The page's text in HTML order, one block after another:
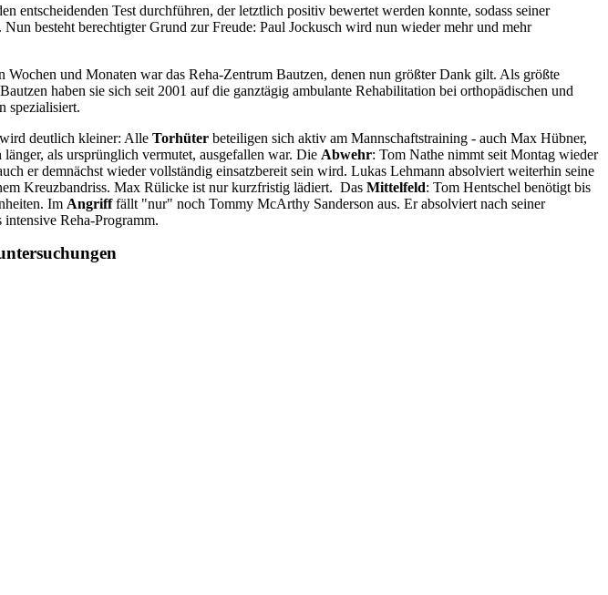
entscheidenden Test durchführen, der letztlich positiv bewertet werden konnte, sodass seiner
besteht berechtigter Grund zur Freude: Paul Jockusch wird nun wieder mehr und mehr
Wochen und Monaten war das Reha-Zentrum Bautzen, denen nun größter Dank gilt. Als größte
haben sie sich seit 2001 auf die ganztägig ambulante Rehabilitation bei orthopädischen und
spezialisiert.
wird deutlich kleiner: AlleTorhüter beteiligen sich aktiv am Mannschaftstraining - auch Max Hübner,
als ursprünglich vermutet, ausgefallen war. Die Abwehr: Tom Nathe nimmt seit Montag wieder
er demnächst wieder vollständig einsatzbereit sein wird. Lukas Lehmann absolviert weiterhin seine
Kreuzbandriss. Max Rülicke ist nur kurzfristig lädiert. DasMittelfeld: Tom Hentschel benötigt bis
Im Angrifffällt "nur" noch Tommy McArthy Sanderson aus. Er absolviert nach seiner
Reha-Programm.